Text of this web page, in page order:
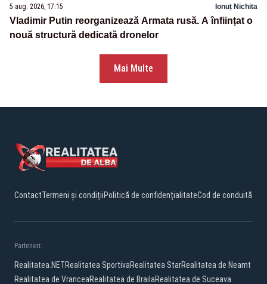
5 aug. 2026, 17:15 Ionuț Nichita
Vladimir Putin reorganizează Armata rusă. A înființat o
nouă structură dedicată dronelor
Mai Multe
ContactTermeni și condițiiPolitică de confidențialitateCod de conduită
Parteneri:
Realitatea.NETRealitatea SportivaRealitatea StarRealitatea de Neamt
Realitatea de VranceaRealitatea de BrailaRealitatea de Suceava